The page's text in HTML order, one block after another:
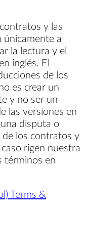
y las
únicamente a
la lectura y el
inglés. El
de los
es crear un
y no ser un
las versiones en
disputa o
de los contratos y
rigen nuestra
términos en
Terms &